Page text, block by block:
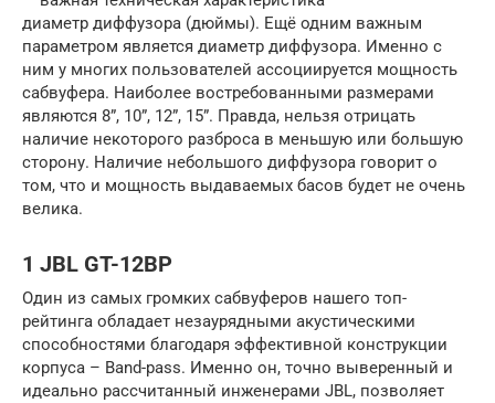
диаметр диффузора (дюймы). Ещё одним важным
параметром является диаметр диффузора. Именно с
ним у многих пользователей ассоциируется мощность
сабвуфера. Наиболее востребованными размерами
являются 8”, 10”, 12”, 15”. Правда, нельзя отрицать
наличие некоторого разброса в меньшую или большую
сторону. Наличие небольшого диффузора говорит о
том, что и мощность выдаваемых басов будет не очень
велика.
1 JBL GT-12BP
Один из самых громких сабвуферов нашего топ-
рейтинга обладает незаурядными акустическими
способностями благодаря эффективной конструкции
корпуса – Band-pass. Именно он, точно выверенный и
идеально рассчитанный инженерами JBL, позволяет